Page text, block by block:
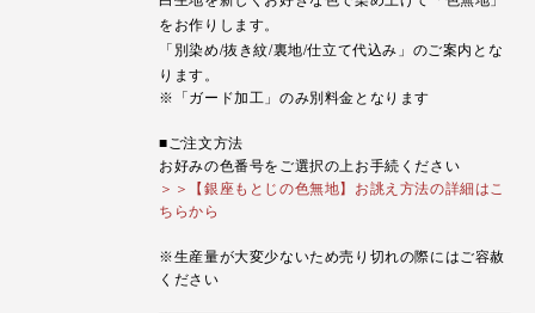
をお作りします。
「別染め/抜き紋/裏地/仕立て代込み」のご案内とな
ります。
※「ガード加工」のみ別料金となります
■ご注文方法
お好みの色番号をご選択の上お手続ください
＞＞【銀座もとじの色無地】お誂え方法の詳細はこ
ちらから
※生産量が大変少ないため売り切れの際にはご容赦
ください